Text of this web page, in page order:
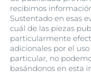
recibimos
Sustentado en esas
cuál de las piezas
particularmente
adicionales por el
particular, no
basándonos en esta